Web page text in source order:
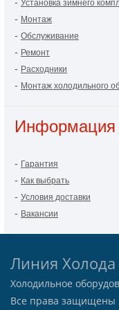
Установка зимнего
- Монтаж
- Обслуживание
- Ремонт
- Расходники
- Монтаж холодильного
Информация
- Гарантия
- Как выбрать
- Условия доставки
- Вакансии
Линия Холода
Холодильное
Все права защищены